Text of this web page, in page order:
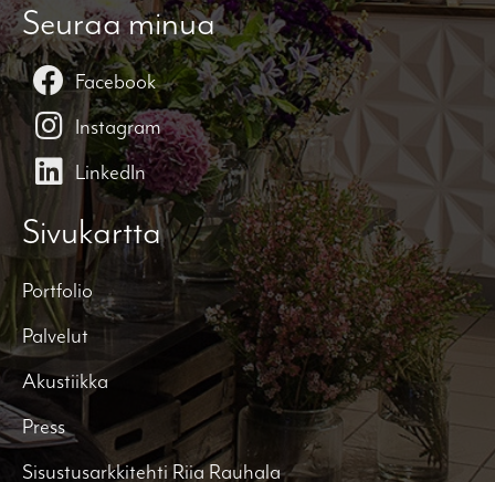
Sivukartta
Portfolio
Palvelut
Akustiikka
Press
Sisustusarkkitehti Riia Rauhala
Seuraa minua
Facebook
Instagram
LinkedIn